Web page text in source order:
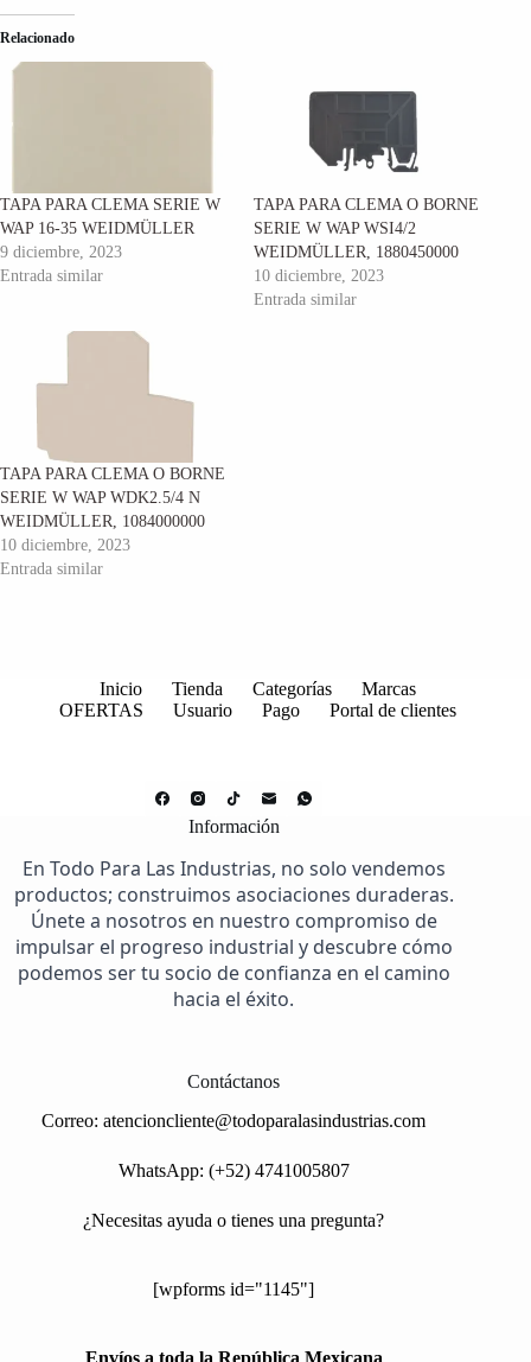
Relacionado
TAPA PARA CLEMA SERIE W
WAP 16-35 WEIDMÜLLER
9 diciembre, 2023
Entrada similar
TAPA PARA CLEMA O BORNE
SERIE W WAP WSI4/2
WEIDMÜLLER, 1880450000
10 diciembre, 2023
Entrada similar
TAPA PARA CLEMA O BORNE
SERIE W WAP WDK2.5/4 N
WEIDMÜLLER, 1084000000
10 diciembre, 2023
Entrada similar
Inicio Tienda Categorías
Marcas
OFERTAS
Usuario Pago Portal de clientes
Información
En Todo Para Las Industrias, no solo vendemos
productos; construimos asociaciones duraderas.
Únete a nosotros en nuestro compromiso de
impulsar el progreso industrial y descubre cómo
podemos ser tu socio de confianza en el camino
hacia el éxito.
Contáctanos
Correo:atencioncliente@todoparalasindustrias.com
WhatsApp: (+52) 4741005807
¿Necesitas ayuda o tienes una pregunta?
[wpforms id="1145"]
Envíos a toda la República Mexicana